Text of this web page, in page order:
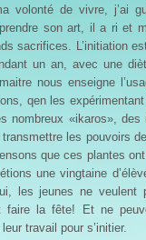
volonté de vivre, j’ai
son art, il a ri et
sacrifices. L’initiation
un an, avec une
nous enseigne
qen les
nombreux «ikaros», des
les pouvoirs
que ces plantes
une vingtaine
les jeunes ne
faire la fête! Et ne
travail pour s’initier.